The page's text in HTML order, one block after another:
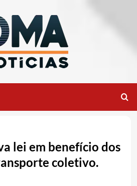
lei em benefício dos
coletivo.